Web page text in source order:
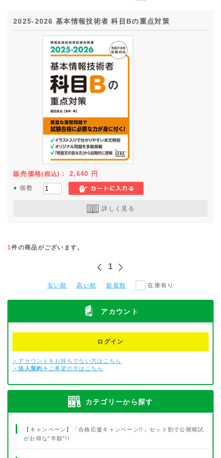
2025-2026 基本情報技術者 科目Bの重点対策
販売価格(税込) ：2,640 円
● 個数
詳しく見る
1件の商品がございます。
1
安い順 高い順 新着順 在庫有り
アカウント
ログイン
＞アカウントをお持ちでない方はこちら
＞法人契約 をご希望の方はこちら
カテゴリーから探す
【キャンペーン】「合格応援キャンペーン!!」セット割で公開模試
がお得な"半額"!!